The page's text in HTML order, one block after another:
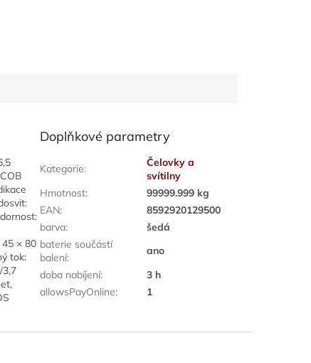
45 × 80
tok:
3,7
Doplňkové parametry
Kategorie:
Čelovky a
svítilny
Hmotnost:
99999.999 kg
EAN:
8592920129500
barva:
šedá
baterie součástí
balení:
ano
doba nabíjení:
3 h
allowsPayOnline: 1